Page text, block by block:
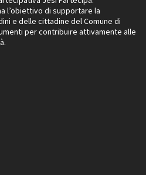
l’obiettivo di supportare la
e delle cittadine del Comune di
per contribuire attivamente alle